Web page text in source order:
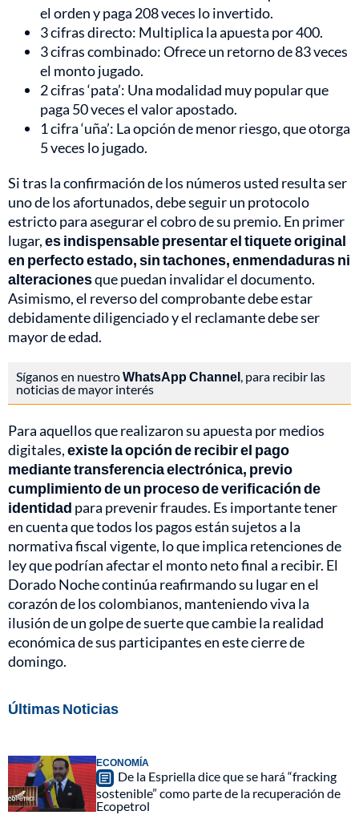
el orden y paga 208 veces lo invertido.
3 cifras directo: Multiplica la apuesta por 400.
3 cifras combinado: Ofrece un retorno de 83 veces
el monto jugado.
2 cifras ‘pata’: Una modalidad muy popular que
paga 50 veces el valor apostado.
1 cifra ‘uña’: La opción de menor riesgo, que otorga
5 veces lo jugado.
Si tras la confirmación de los números usted resulta ser
uno de los afortunados, debe seguir un protocolo
estricto para asegurar el cobro de su premio. En primer
lugar,es indispensable presentar el tiquete original
en perfecto estado, sin tachones, enmendaduras ni
alteracionesque puedan invalidar el documento.
Asimismo, el reverso del comprobante debe estar
debidamente diligenciado y el reclamante debe ser
mayor de edad.
Síganos en nuestroWhatsApp Channel, para recibir las
noticias de mayor interés
Para aquellos que realizaron su apuesta por medios
digitales,existe la opción de recibir el pago
mediante transferencia electrónica, previo
cumplimiento de un proceso de verificación de
identidad para prevenir fraudes. Es importante tener
en cuenta que todos los pagos están sujetos a la
normativa fiscal vigente, lo que implica retenciones de
ley que podrían afectar el monto neto final a recibir. El
Dorado Noche continúa reafirmando su lugar en el
corazón de los colombianos, manteniendo viva la
ilusión de un golpe de suerte que cambie la realidad
económica de sus participantes en este cierre de
domingo.
Últimas Noticias
ECONOMÍA
De la Espriella dice que se hará “fracking
sostenible” como parte de la recuperación de
Ecopetrol